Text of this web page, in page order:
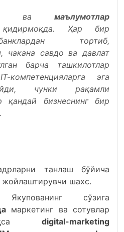
ва маълумотлар
Ҳар бир
тортиб,
чакана савдо ва давлат
барча ташкилотлар
компетенцияларга эга
чунки рақамли
қандай бизнеснинг бир
танлаш бўйича
жойлаштирувчи шахс.
сўзига
маркетинг ва сотувлар
digital-marketing